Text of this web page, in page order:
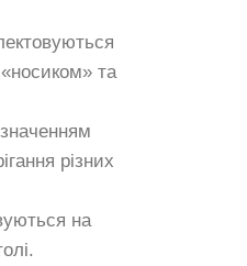
та
різних
на